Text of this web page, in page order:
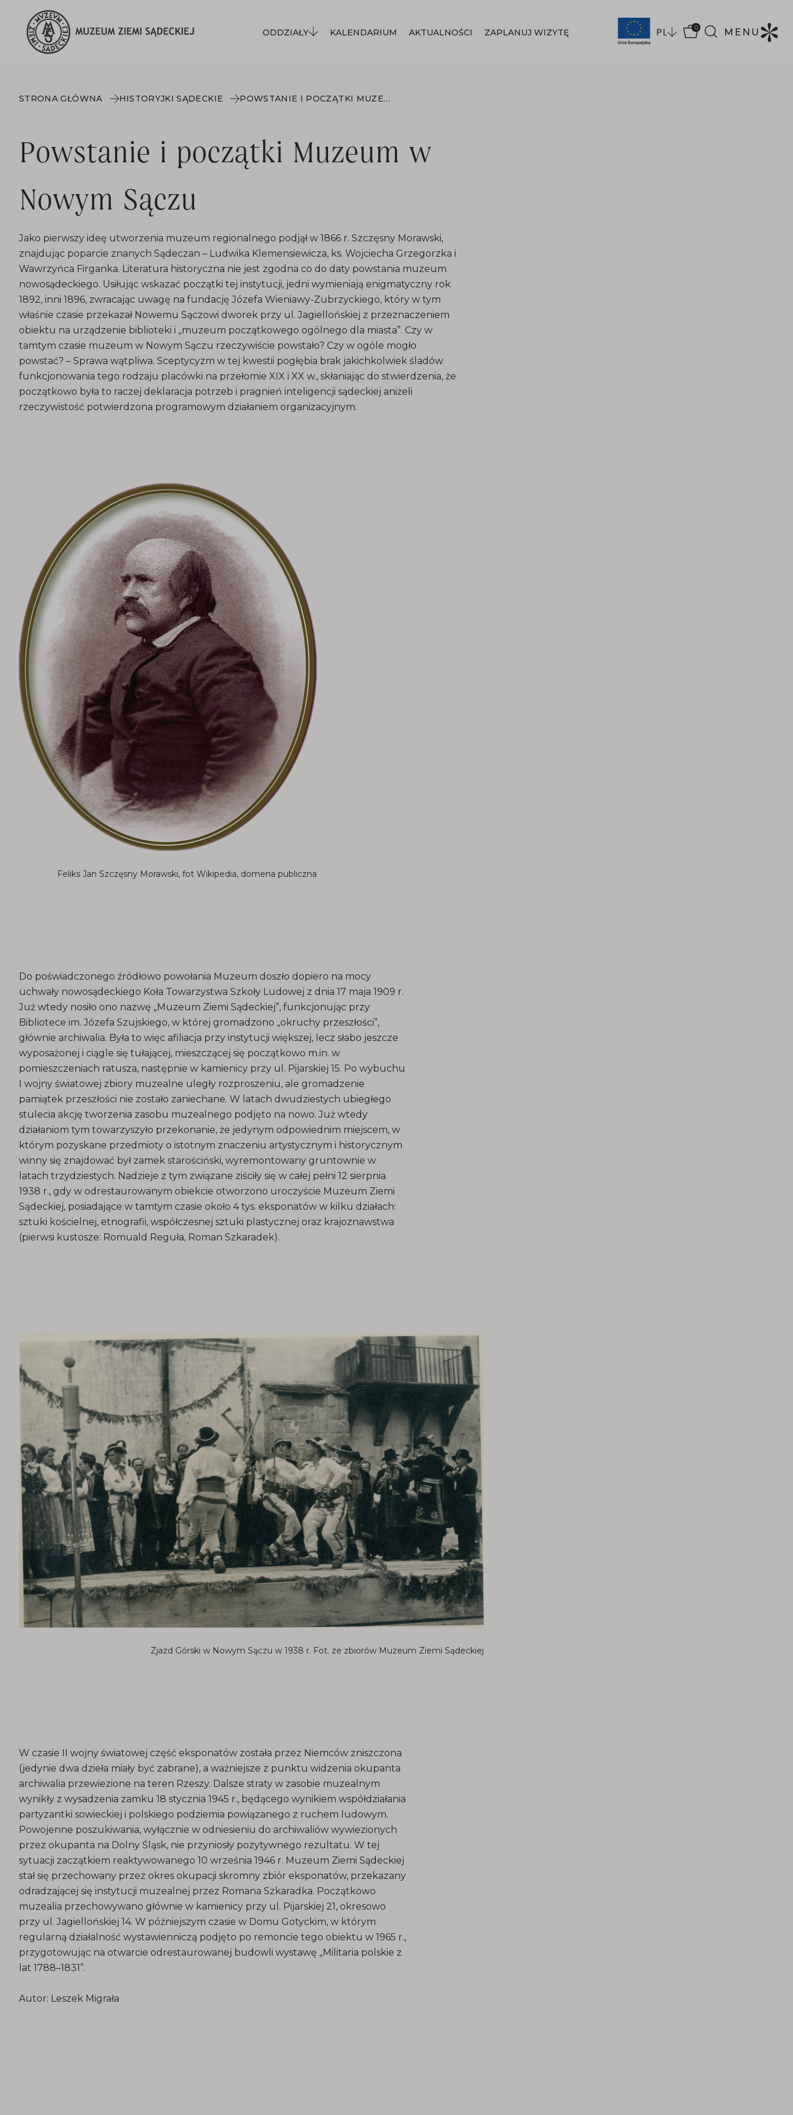
ODDZIAŁY KALENDARIUM AKTUALNOŚCI ZAPLANUJ WIZYTĘ PL 0 MENU
STRONA GŁÓWNA HISTORYJKI SĄDECKIE POWSTANIE I POCZĄTKI MUZEUM W NOWYM SĄCZU
Powstanie i początki Muzeum w
Nowym Sączu
Jako pierwszy ideę utworzenia muzeum regionalnego podjął w 1866 r. Szczęsny Morawski,
znajdując poparcie znanych Sądeczan – Ludwika Klemensiewicza, ks. Wojciecha Grzegorzka i
Wawrzyńca Firganka. Literatura historyczna nie jest zgodna co do daty powstania muzeum
nowosądeckiego. Usiłując wskazać początki tej instytucji, jedni wymieniają enigmatyczny rok
1892, inni 1896, zwracając uwagę na fundację Józefa Wieniawy-Zubrzyckiego, który w tym
właśnie czasie przekazał Nowemu Sączowi dworek przy ul. Jagiellońskiej z przeznaczeniem
obiektu na urządzenie biblioteki i „muzeum początkowego ogólnego dla miasta”. Czy w
tamtym czasie muzeum w Nowym Sączu rzeczywiście powstało? Czy w ogóle mogło
powstać? – Sprawa wątpliwa. Sceptycyzm w tej kwestii pogłębia brak jakichkolwiek śladów
funkcjonowania tego rodzaju placówki na przełomie XIX i XX w., skłaniając do stwierdzenia, że
początkowo była to raczej deklaracja potrzeb i pragnień inteligencji sądeckiej aniżeli
rzeczywistość potwierdzona programowym działaniem organizacyjnym.
Feliks Jan Szczęsny Morawski, fot Wikipedia, domena publiczna
Do poświadczonego źródłowo powołania Muzeum doszło dopiero na mocy
uchwały nowosądeckiego Koła Towarzystwa Szkoły Ludowej z dnia 17 maja 1909 r.
Już wtedy nosiło ono nazwę „Muzeum Ziemi Sądeckiej”, funkcjonując przy
Bibliotece im. Józefa Szujskiego, w której gromadzono „okruchy przeszłości”,
głównie archiwalia. Była to więc afiliacja przy instytucji większej, lecz słabo jeszcze
wyposażonej i ciągle się tułającej, mieszczącej się początkowo m.in. w
pomieszczeniach ratusza, następnie w kamienicy przy ul. Pijarskiej 15. Po wybuchu
I wojny światowej zbiory muzealne uległy rozproszeniu, ale gromadzenie
pamiątek przeszłości nie zostało zaniechane. W latach dwudziestych ubiegłego
stulecia akcję tworzenia zasobu muzealnego podjęto na nowo. Już wtedy
działaniom tym towarzyszyło przekonanie, że jedynym odpowiednim miejscem, w
którym pozyskane przedmioty o istotnym znaczeniu artystycznym i historycznym
winny się znajdować był zamek starościński, wyremontowany gruntownie w
latach trzydziestych. Nadzieje z tym związane ziściły się w całej pełni 12 sierpnia
1938 r., gdy w odrestaurowanym obiekcie otworzono uroczyście Muzeum Ziemi
Sądeckiej, posiadające w tamtym czasie około 4 tys. eksponatów w kilku działach:
sztuki kościelnej, etnografii, współczesnej sztuki plastycznej oraz krajoznawstwa
(pierwsi kustosze: Romuald Reguła, Roman Szkaradek).
Zjazd Górski w Nowym Sączu w 1938 r. Fot. ze zbiorów Muzeum Ziemi Sądeckiej
W czasie II wojny światowej część eksponatów została przez Niemców zniszczona
(jedynie dwa dzieła miały być zabrane), a ważniejsze z punktu widzenia okupanta
archiwalia przewiezione na teren Rzeszy. Dalsze straty w zasobie muzealnym
wynikły z wysadzenia zamku 18 stycznia 1945 r., będącego wynikiem współdziałania
partyzantki sowieckiej i polskiego podziemia powiązanego z ruchem ludowym.
Powojenne poszukiwania, wyłącznie w odniesieniu do archiwaliów wywiezionych
przez okupanta na Dolny Śląsk, nie przyniosły pozytywnego rezultatu. W tej
sytuacji zaczątkiem reaktywowanego 10 września 1946 r. Muzeum Ziemi Sądeckiej
stał się przechowany przez okres okupacji skromny zbiór eksponatów, przekazany
odradzającej się instytucji muzealnej przez Romana Szkaradka. Początkowo
muzealia przechowywano głównie w kamienicy przy ul. Pijarskiej 21, okresowo
przy ul. Jagiellońskiej 14. W późniejszym czasie w Domu Gotyckim, w którym
regularną działalność wystawienniczą podjęto po remoncie tego obiektu w 1965 r.,
przygotowując na otwarcie odrestaurowanej budowli wystawę „Militaria polskie z
lat 1788–1831”.
Autor: Leszek Migrała